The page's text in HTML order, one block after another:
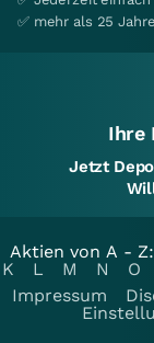
✅ mehr als 25
Ihre
Jetzt
Aktien von A - Z:
K
L M N O
Impressum